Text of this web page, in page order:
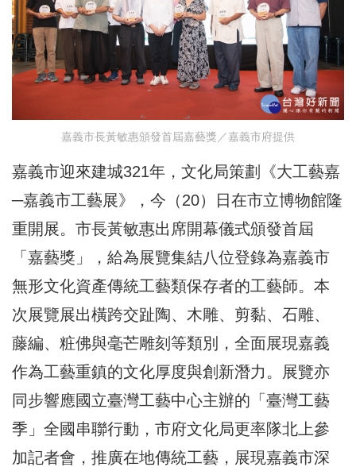
嘉義市長黃敏惠頒發首屆嘉藝獎／嘉義市府提供
嘉義市迎來建城321年，文化局策劃《大工藝嘉
─嘉義市工藝展》，今（20）日在市立博物館隆
重開展。市長黃敏惠出席開幕儀式頒發首屆
「嘉藝獎」，給為展覽集結八位登錄為嘉義市
無形文化資產傳統工藝類保存者的工藝師。本
次展覽展出橫跨交趾陶、木雕、剪黏、石雕、
藤編、粧佛與毫芒雕刻等類別，全面展現嘉義
作為工藝重鎮的文化厚度與創新潛力。展覽亦
同步響應國立臺灣工藝中心主辦的「臺灣工藝
季」全國串聯行動，市府文化局更率隊北上參
加記者會，推廣在地傳統工藝，展現嘉義市深